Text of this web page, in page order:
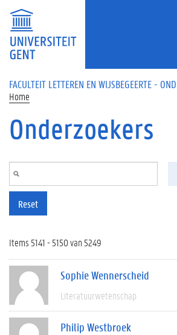
Overslaan en naar de inhoud gaan
FACULTEIT LETTEREN EN WIJSBEGEERTE -
Home
Onderzoekers
Reset
Items 5141 - 5150 van 5249
Sophie Wennerscheid
Literatuurwetenschap
Philip Westbroek